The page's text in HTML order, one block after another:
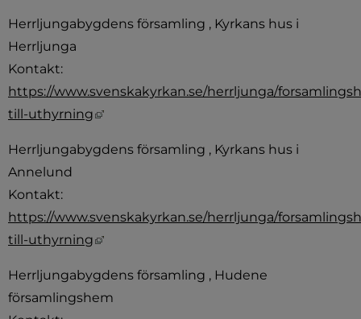
Herrljungabygdens församling , Kyrkans hus i
Herrljunga
https://www.svenskakyrkan.se/herrljunga/
till-uthyrning
Länk till annan webbplats, öppnas i
Herrljungabygdens församling , Kyrkans hus i
Annelund
https://www.svenskakyrkan.se/herrljunga/
till-uthyrning
Länk till annan webbplats, öppnas i
Herrljungabygdens församling , Hudene
församlingshem